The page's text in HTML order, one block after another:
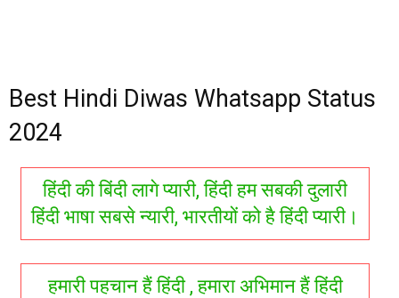
Best Hindi Diwas Whatsapp Status
2024
हिंदी की बिंदी लागे प्यारी, हिंदी हम सबकी दुलारी
हिंदी भाषा सबसे न्यारी, भारतीयों को है हिंदी प्यारी।
हमारी पहचान हैं हिंदी , हमारा अभिमान हैं हिंदी